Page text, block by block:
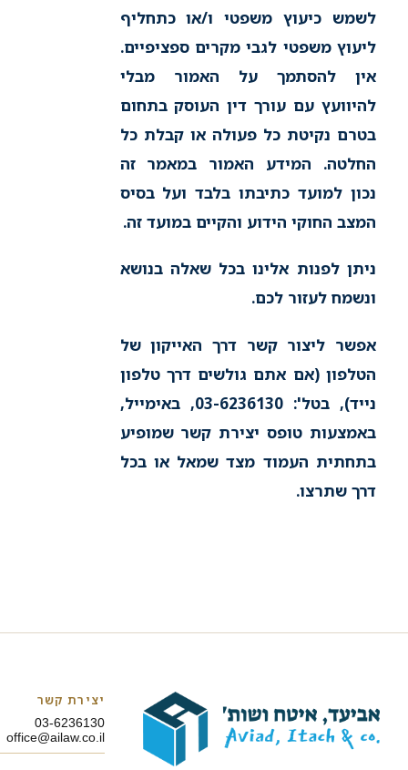
לשמש כיעוץ משפטי ו/או כתחליף
ליעוץ משפטי לגבי מקרים ספציפיים.
אין להסתמך על האמור מבלי
להיוועץ עם עורך דין העוסק בתחום
בטרם נקיטת כל פעולה או קבלת כל
החלטה. המידע האמור במאמר זה
נכון למועד כתיבתו בלבד ועל בסיס
המצב החוקי הידוע והקיים במועד זה.
ניתן לפנות אלינו בכל שאלה בנושא
ונשמח לעזור לכם.
אפשר ליצור קשר דרך האייקון של
הטלפון (אם אתם גולשים דרך טלפון
נייד), בטל': 03-6236130, באימייל,
באמצעות טופס יצירת קשר שמופיע
בתחתית העמוד מצד שמאל או בכל
דרך שתרצו.
יצירת קשר
03-6236130
office@ailaw.co.il